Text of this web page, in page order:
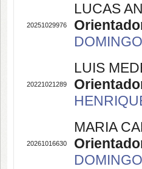
20251029976
LUCAS
20221021289
LUIS
20261016630
MARIA